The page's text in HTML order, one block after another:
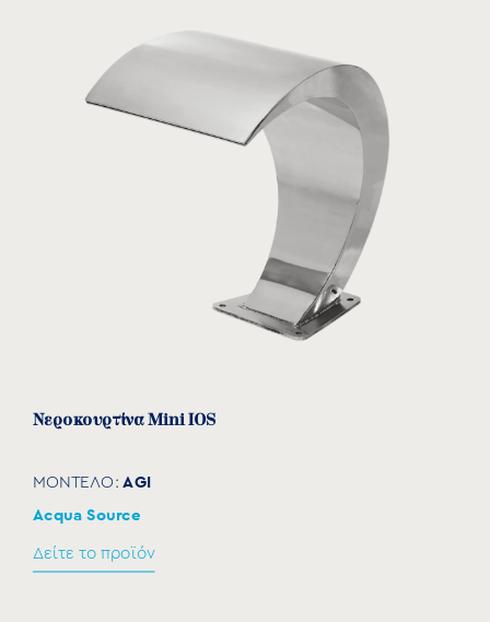
Νεροκουρτίνα Mini IOS
ΜΟΝΤΕΛΟ:AGI
Acqua Source
Δείτε το προϊόν